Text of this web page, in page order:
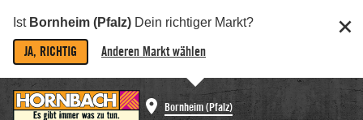
Ist Bornheim (Pfalz) Dein richtiger Markt?
JA, RICHTIG Anderen Markt wählen
Bornheim (Pfalz)